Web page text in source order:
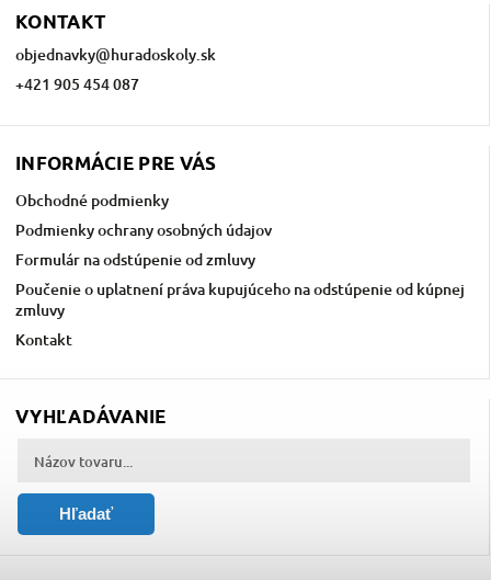
KONTAKT
objednavky@huradoskoly.sk
+421 905 454 087
INFORMÁCIE PRE VÁS
Obchodné podmienky
Podmienky ochrany osobných údajov
Formulár na odstúpenie od zmluvy
Poučenie o uplatnení práva kupujúceho na odstúpenie od kúpnej
zmluvy
Kontakt
VYHĽADÁVANIE
Hľadať